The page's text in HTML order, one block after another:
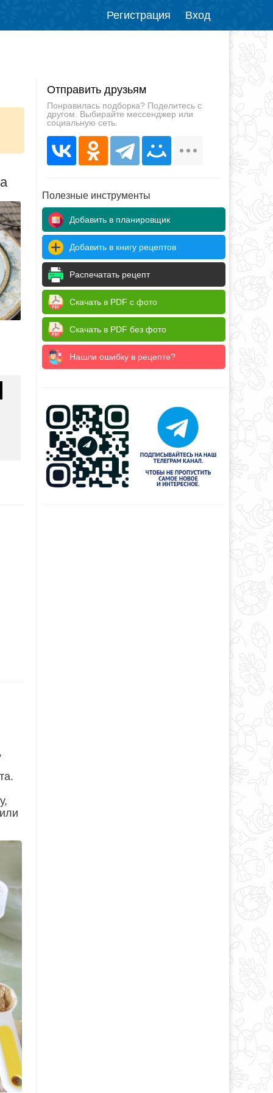
Регистрация Вход
Отправить друзьям
Понравилась подборка? Поделитесь с
другом. Выбирайте мессенджер или
социальную сеть.
Полезные инструменты
Добавить в планировщик
Добавить в книгу рецептов
Распечатать рецепт
Скачать в PDF с фото
Скачать в PDF без фото
Нашли ошибку в рецепте?